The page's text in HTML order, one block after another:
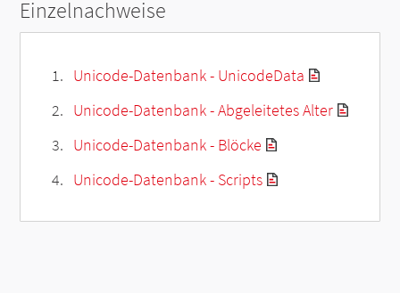
Einzelnachweise
Unicode-Datenbank - UnicodeData
Unicode-Datenbank - Abgeleitetes Alter
Unicode-Datenbank - Blöcke
Unicode-Datenbank - Scripts